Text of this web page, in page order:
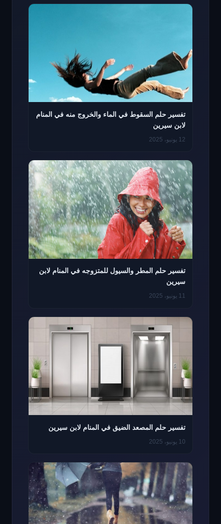
تفسير حلم السقوط في الماء والخروج منه في المنام
لابن سيرين
12 يونيو، 2025
تفسير حلم المطر والسيول للمتزوجه في المنام لابن
سيرين
11 يونيو، 2025
تفسير حلم المصعد الضيق في المنام لابن سيرين
10 يونيو، 2025